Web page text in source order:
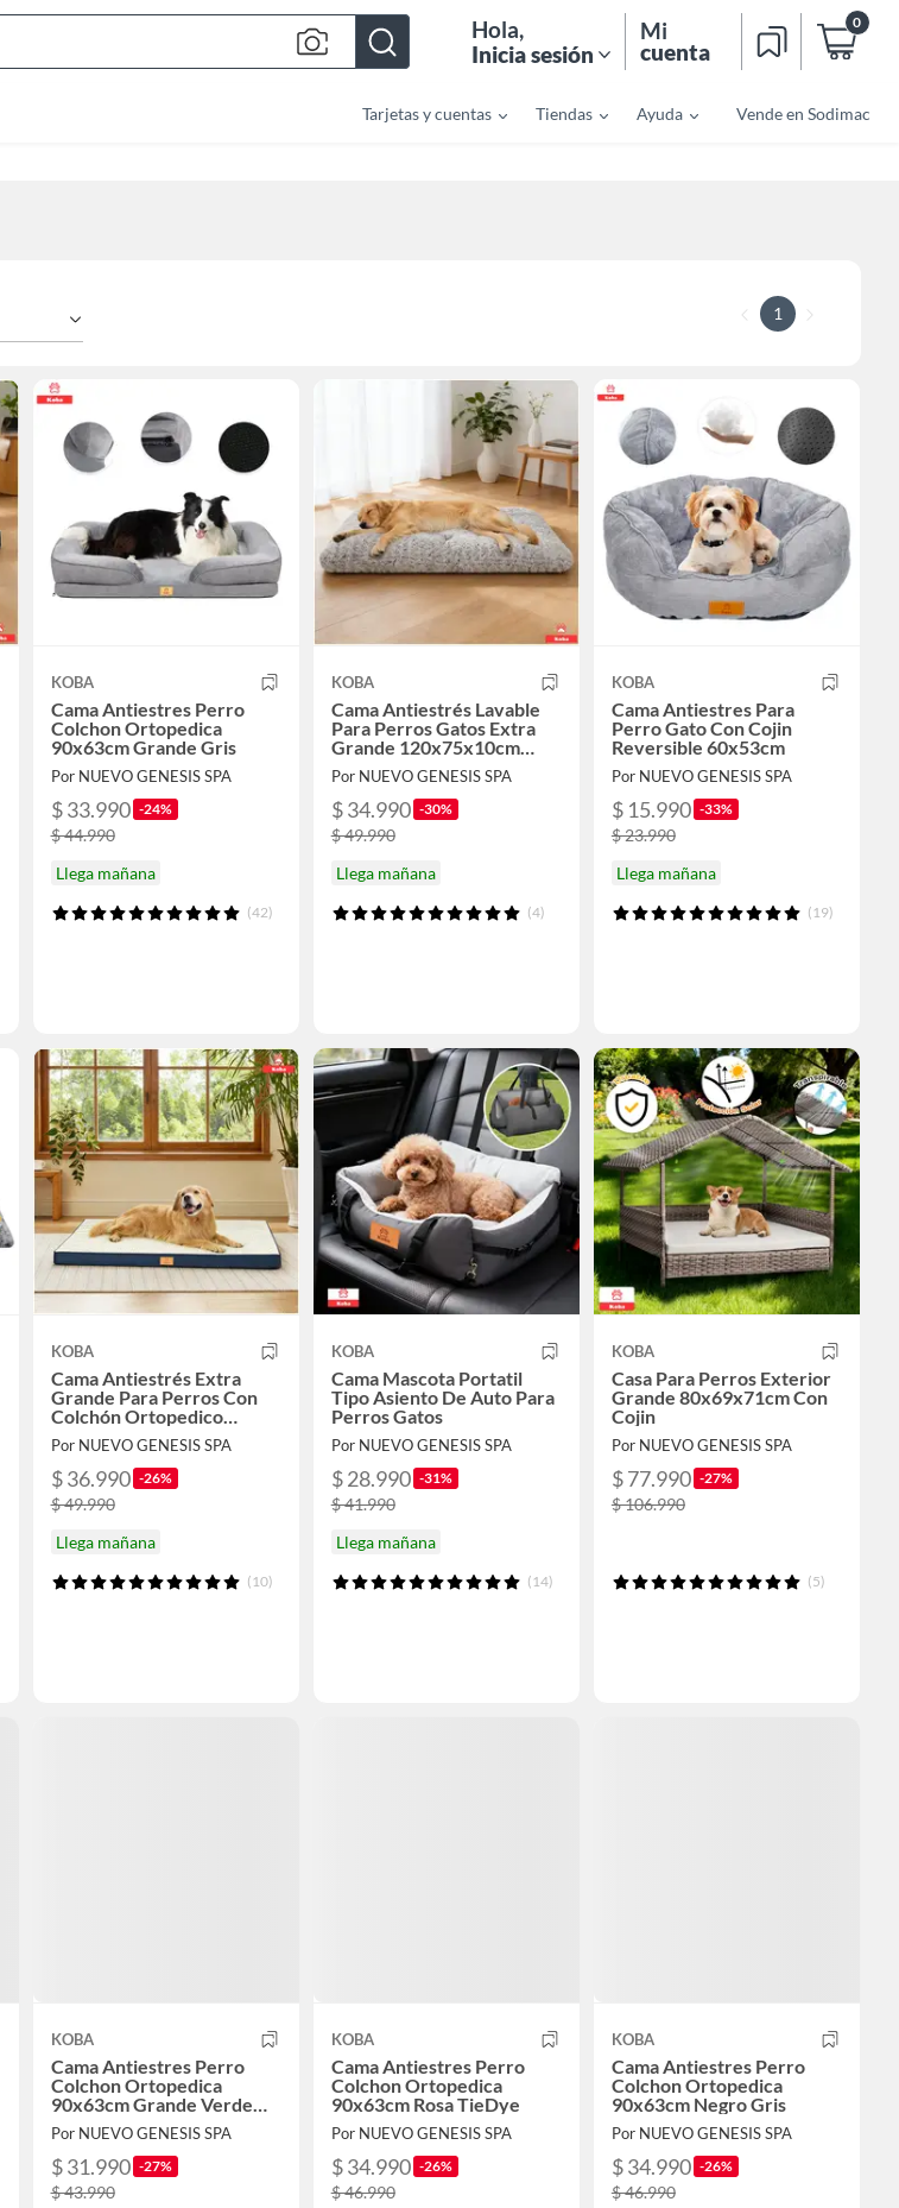
Bar
Hola,
Inicia sesión
Mi
cuenta
0
Tarjetas y cuentas Tiendas Ayuda Vende en Sodimac
1
KOBA
Cama Antiestres Perro
Colchon Ortopedica
90x63cm Grande Gris
Por NUEVO GENESIS SPA
$ 33.990 -24%
$ 44.990
Llega mañana
(42)
KOBA
Cama Antiestrés Lavable
Para Perros Gatos Extra
Grande 120x75x10cm
Color Gris
Por NUEVO GENESIS SPA
$ 34.990 -30%
$ 49.990
Llega mañana
(4)
KOBA
Cama Antiestres Para
Perro Gato Con Cojin
Reversible 60x53cm
Por NUEVO GENESIS SPA
$ 15.990 -33%
$ 23.990
Llega mañana
(19)
KOBA
Cama Antiestrés Extra
Grande Para Perros Con
Colchón Ortopedico
120x80cm Color Azul Con
Crema
Por NUEVO GENESIS SPA
$ 36.990 -26%
$ 49.990
Llega mañana
(10)
KOBA
Cama Mascota Portatil
Tipo Asiento De Auto Para
Perros Gatos
Por NUEVO GENESIS SPA
$ 28.990 -31%
$ 41.990
Llega mañana
(14)
KOBA
Casa Para Perros Exterior
Grande 80x69x71cm Con
Cojin
Por NUEVO GENESIS SPA
$ 77.990 -27%
$ 106.990
(5)
KOBA
Cama Antiestres Perro
Colchon Ortopedica
90x63cm Grande Verde
Crema
Por NUEVO GENESIS SPA
$ 31.990 -27%
$ 43.990
KOBA
Cama Antiestres Perro
Colchon Ortopedica
90x63cm Rosa TieDye
Por NUEVO GENESIS SPA
$ 34.990 -26%
$ 46.990
KOBA
Cama Antiestres Perro
Colchon Ortopedica
90x63cm Negro Gris
Por NUEVO GENESIS SPA
$ 34.990 -26%
$ 46.990